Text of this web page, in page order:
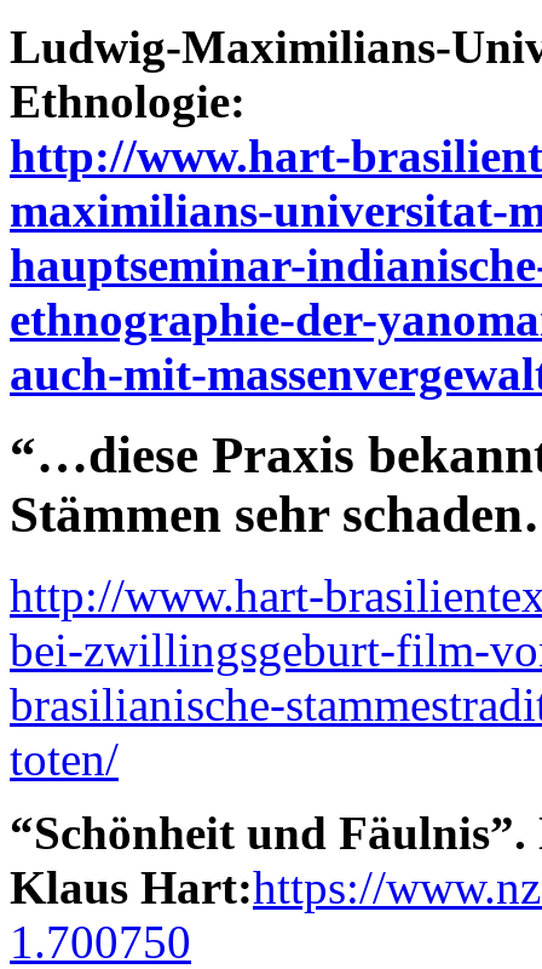
Ludwig-Maximilians-
Ethnologie:
http://www.hart-
maximilians-universitat-
hauptseminar-
ethnographie-der-
auch-mit-
“…diese Praxis
Stämmen sehr
http://www.hart-
bei-zwillingsgeburt-film-
brasilianische-
toten/
“Schönheit und
Klaus Hart:https://
1.700750